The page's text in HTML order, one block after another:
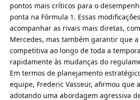
pontos mais críticos para o
ponta na Fórmula 1. Essas
acompanhar as rivais mais diretas,
Mercedes, mas também garantir que
competitiva ao longo de toda a
rapidamente às mudanças do
Em termos de planejamento
equipe, Frederic Vasseur, afirmou que
adotando uma abordagem agressiva